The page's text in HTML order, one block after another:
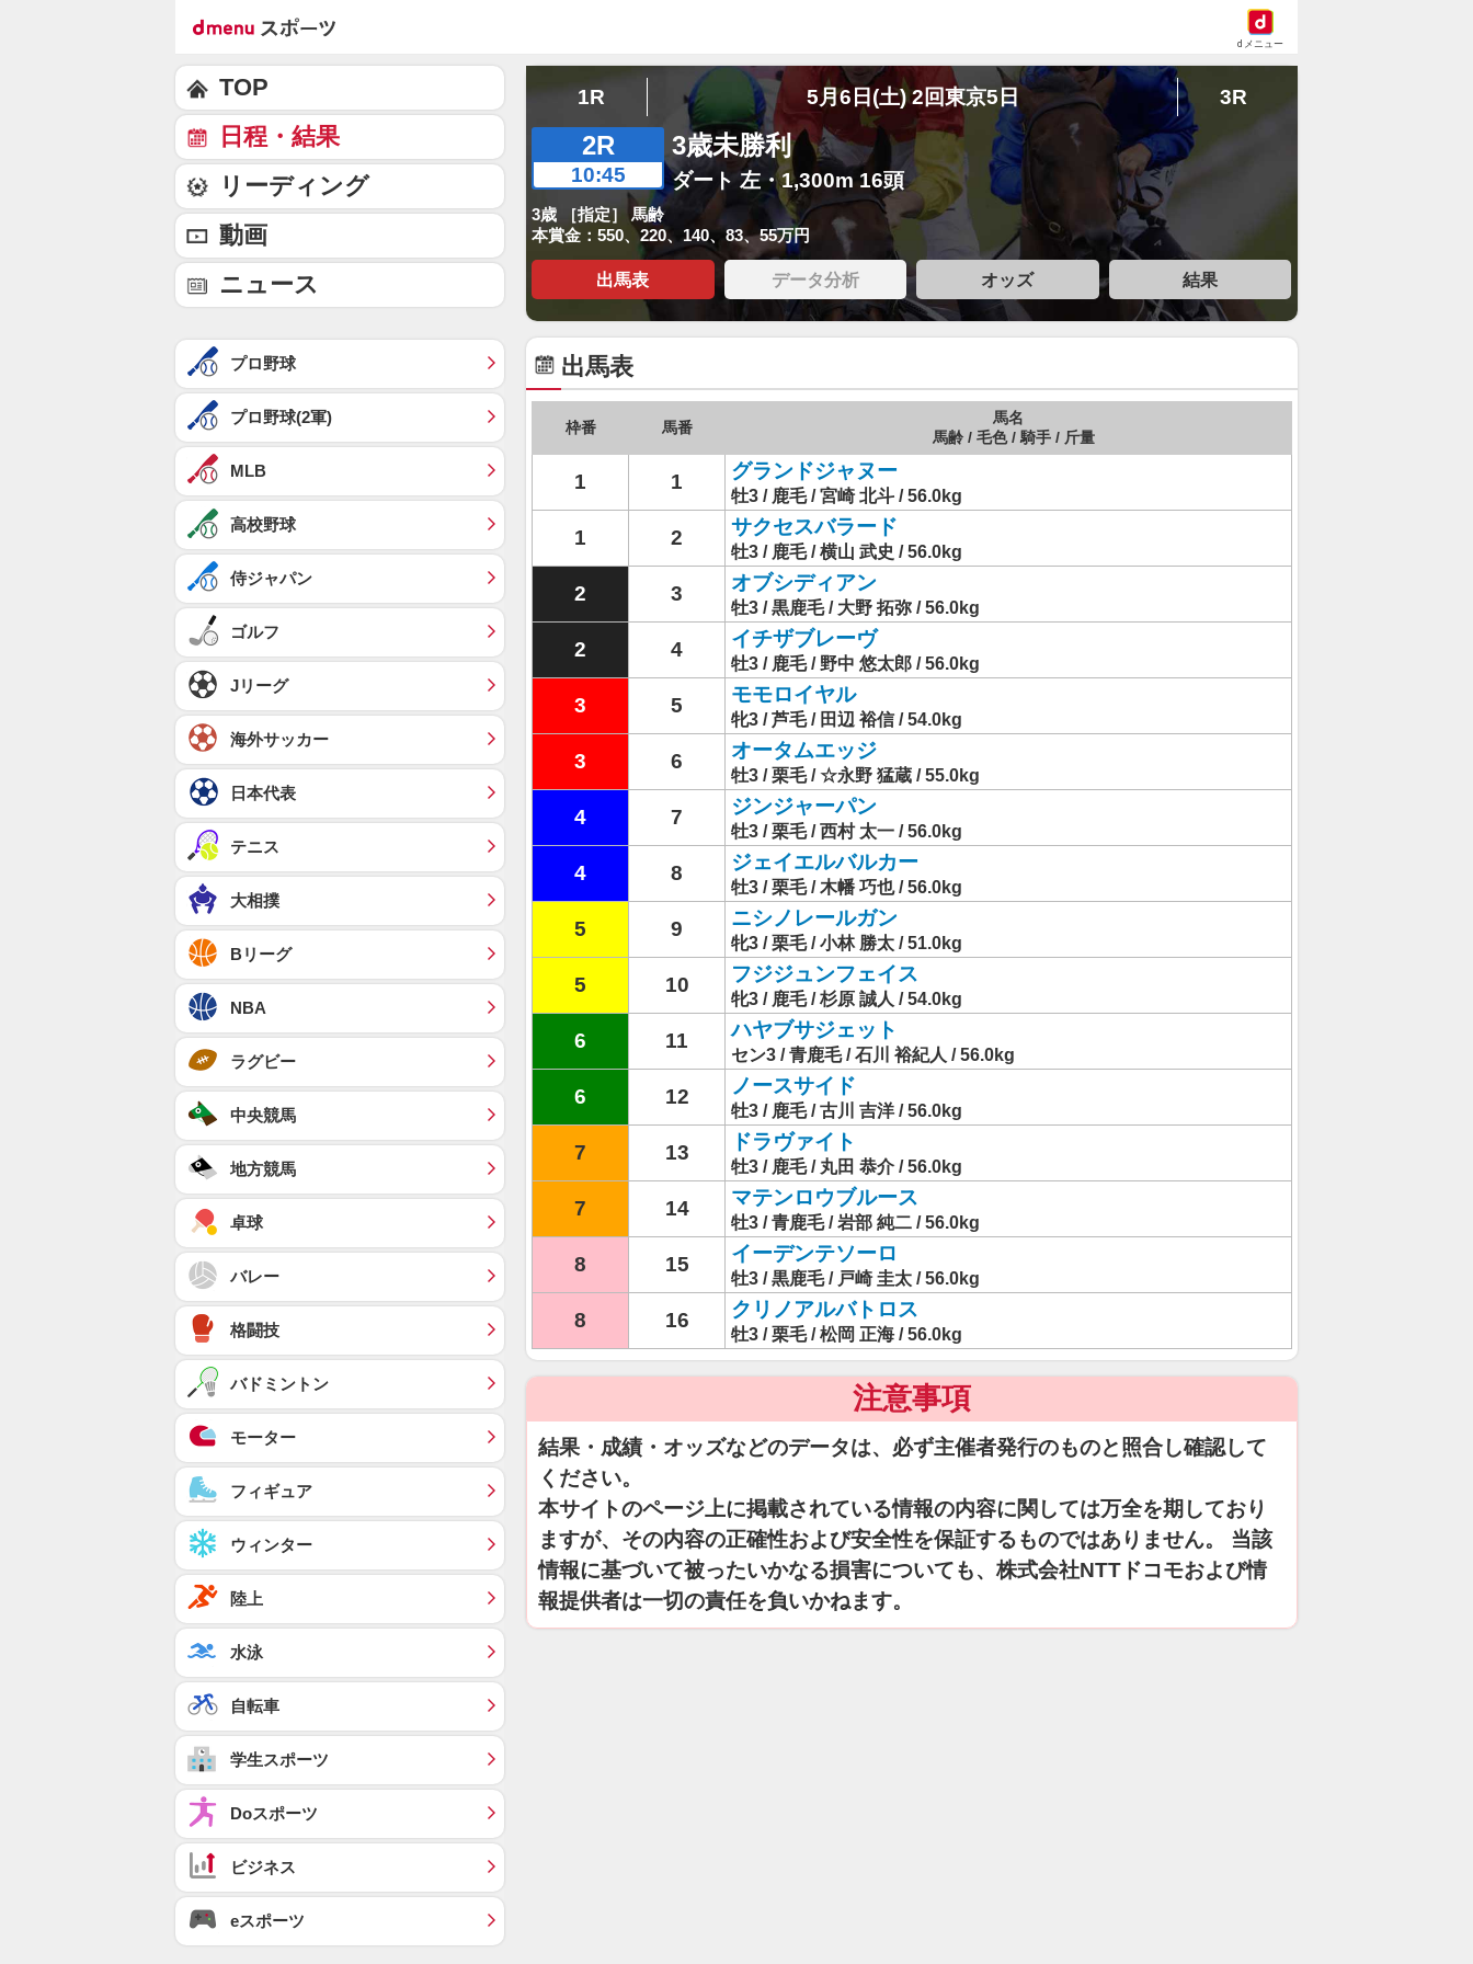
dメニュー
1R 5月6日(土) 2回東京5日 3R
2R
10:45
3歳未勝利
ダート 左・1,300m 16頭
3歳 ［指定］ 馬齢
本賞金：550、220、140、83、55万円
出馬表 データ分析 オッズ 結果
出馬表
枠番 馬番
馬名
馬齢 / 毛色 / 騎手 / 斤量
1 1 グランドジャヌー
牡3 / 鹿毛 / 宮崎 北斗 / 56.0kg
1 2 サクセスバラード
牡3 / 鹿毛 / 横山 武史 / 56.0kg
2 3 オブシディアン
牡3 / 黒鹿毛 / 大野 拓弥 / 56.0kg
2 4 イチザブレーヴ
牡3 / 鹿毛 / 野中 悠太郎 / 56.0kg
3 5 モモロイヤル
牝3 / 芦毛 / 田辺 裕信 / 54.0kg
3 6 オータムエッジ
牡3 / 栗毛 / ☆永野 猛蔵 / 55.0kg
4 7 ジンジャーパン
牡3 / 栗毛 / 西村 太一 / 56.0kg
4 8 ジェイエルバルカー
牡3 / 栗毛 / 木幡 巧也 / 56.0kg
5 9 ニシノレールガン
牝3 / 栗毛 / 小林 勝太 / 51.0kg
5 10 フジジュンフェイス
牝3 / 鹿毛 / 杉原 誠人 / 54.0kg
6 11 ハヤブサジェット
セン3 / 青鹿毛 / 石川 裕紀人 / 56.0kg
6 12 ノースサイド
牡3 / 鹿毛 / 古川 吉洋 / 56.0kg
7 13 ドラヴァイト
牡3 / 鹿毛 / 丸田 恭介 / 56.0kg
7 14 マテンロウブルース
牡3 / 青鹿毛 / 岩部 純二 / 56.0kg
8 15 イーデンテソーロ
牡3 / 黒鹿毛 / 戸崎 圭太 / 56.0kg
8 16 クリノアルバトロス
牡3 / 栗毛 / 松岡 正海 / 56.0kg
注意事項
結果・成績・オッズなどのデータは、必ず主催者発行のものと照合し確認して
ください。
本サイトのページ上に掲載されている情報の内容に関しては万全を期しており
ますが、その内容の正確性および安全性を保証するものではありません。 当該
情報に基づいて被ったいかなる損害についても、株式会社NTTドコモおよび情
報提供者は一切の責任を負いかねます。
TOP
日程・結果
リーディング
動画
ニュース
プロ野球
プロ野球(2軍)
MLB
高校野球
侍ジャパン
ゴルフ
Jリーグ
海外サッカー
日本代表
テニス
大相撲
Bリーグ
NBA
ラグビー
中央競馬
地方競馬
卓球
バレー
格闘技
バドミントン
モーター
フィギュア
ウィンター
陸上
水泳
自転車
学生スポーツ
Doスポーツ
ビジネス
eスポーツ